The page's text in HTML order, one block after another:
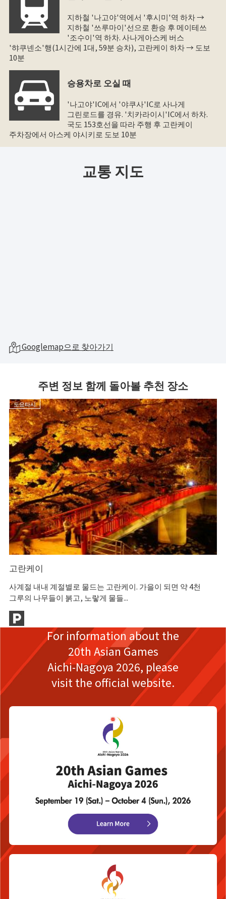
지하철 '나고야'역에서 '후시미'역 하차 →
지하철 '쓰루마이'선으로 환승 후 메이테쓰
'조수이'역 하차. 사나게아스케 버스
'햐쿠넨소'행(1시간에 1대, 59분 승차), 고란케이 하차 → 도보
10분
승용차로 오실 때
'나고야'IC에서 '야쿠사'IC로 사나게
그린로드를 경유. '치카라이시'IC에서 하차.
국도 153호선을 따라 주행 후 고란케이
주차장에서 아스케 야시키로 도보 10분
교통 지도
Googlemap으로 찾아가기
주변 정보 함께 돌아볼 추천 장소
도요타시
고란케이
사계절 내내 계절별로 물드는 고란케이. 가을이 되면 약 4천
그루의 나무들이 붉고, 노랗게 물들...
For information about the
20th Asian Games
Aichi-Nagoya 2026, please
visit the official website.